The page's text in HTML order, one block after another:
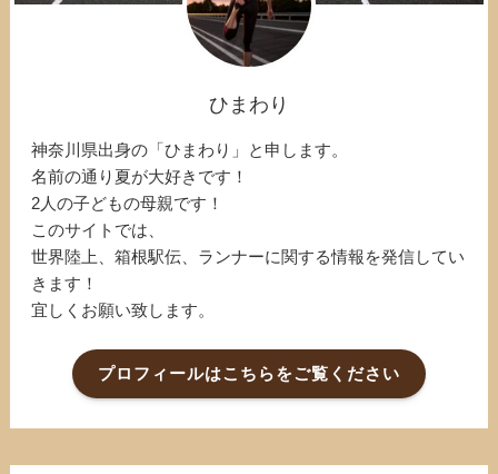
ひまわり
神奈川県出身の「ひまわり」と申します。
名前の通り夏が大好きです！
2人の子どもの母親です！
このサイトでは、
世界陸上、箱根駅伝、ランナーに関する情報を発信してい
きます！
宜しくお願い致します。
プロフィールはこちらをご覧ください